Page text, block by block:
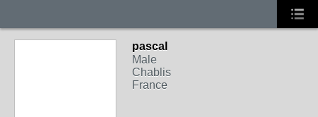
pascal
Male
Chablis
France